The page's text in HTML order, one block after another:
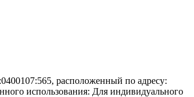
расположенный по адресу:
использования: Для индивидуального